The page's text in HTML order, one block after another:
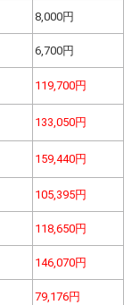
8,000円
6,700円
119,700円
133,050円
159,440円
105,395円
118,650円
146,070円
79,176円